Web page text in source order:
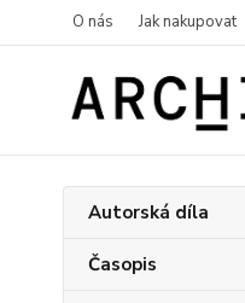
O nás Jak nakupovat
Autorská díla
Časopis